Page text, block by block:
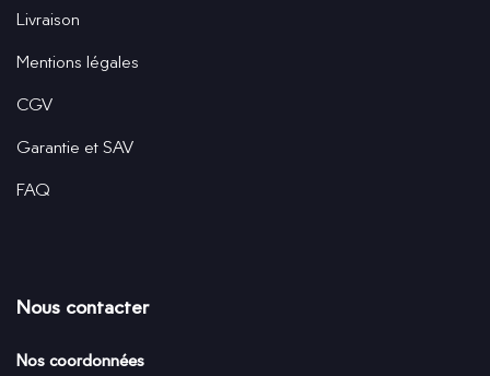
Livraison
Mentions légales
CGV
Garantie et SAV
FAQ
Nous contacter
Nos coordonnées